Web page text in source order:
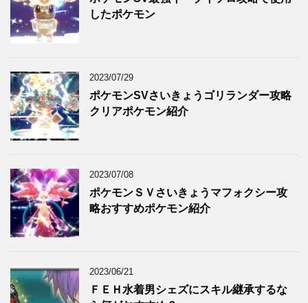
したポケモン
2023/07/29
ポケモンSVさいきょうゴリランダー攻略
クリアポケモン紹介
2023/07/08
ポケモンＳＶさいきょうマフォクシー攻
略おすすめポケモン紹介
2023/06/21
ＦＥＨ水着男シェズにスキル継承するな